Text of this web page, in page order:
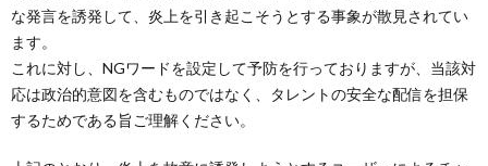
な発言を誘発して、炎上を引き起こそうとする事象が散見されてい
ます。
これに対し、NGワードを設定して予防を行っておりますが、当該対
応は政治的意図を含むものではなく、タレントの安全な配信を担保
するためである旨ご理解ください。